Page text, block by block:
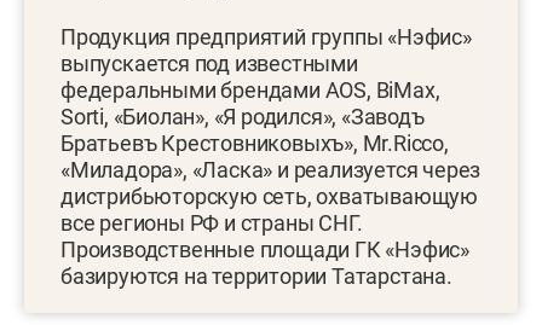
Продукция предприятий группы «Нэфис»
выпускается под известными
федеральными брендами AOS, BiMax,
Sorti, «Биолан», «Я родился», «Заводъ
Братьевъ Крестовниковыхъ», Mr.Ricco,
«Миладора», «Ласка» и реализуется через
дистрибьюторскую сеть, охватывающую
все регионы РФ и страны СНГ.
Производственные площади ГК «Нэфис»
базируются на территории Татарстана.